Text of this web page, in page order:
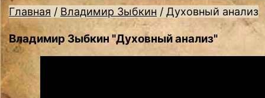
Главная / Владимир Зыбкин / Духовный анализ
Владимир Зыбкин "Духовный анализ"